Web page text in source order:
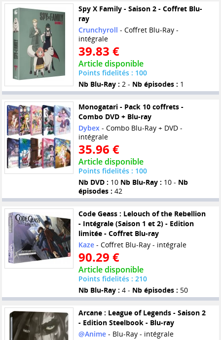
Spy X Family - Saison 2 - Coffret Blu-
ray
Crunchyroll - Coffret Blu-Ray -
intégrale
39.83 €
Article disponible
Points fidelités : 100
Nb Blu-Ray : 2 - Nb épisodes : 1
Monogatari - Pack 10 coffrets -
Combo DVD + Blu-ray
Dybex- Combo Blu-Ray + DVD -
intégrale
35.96 €
Article disponible
Points fidelités : 100
Nb DVD : 10 Nb Blu-Ray : 10 - Nb
épisodes : 42
Code Geass : Lelouch of the Rebellion
- Intégrale (Saison 1 et 2) - Edition
limitée - Coffret Blu-ray
Kaze- Coffret Blu-Ray - intégrale
90.29 €
Article disponible
Points fidelités : 210
Nb Blu-Ray : 4 - Nb épisodes : 50
Arcane : League of Legends - Saison 2
- Edition Steelbook - Blu-ray
@Anime- Blu-Ray - intégrale